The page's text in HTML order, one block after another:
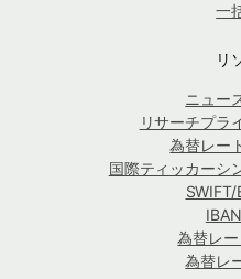
一
リ
ニュー
リサーチプラ
為替レー
国際ティッカーシ
SWIFT/
為替レ
為替レ